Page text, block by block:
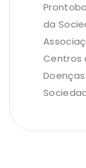
da
Centros